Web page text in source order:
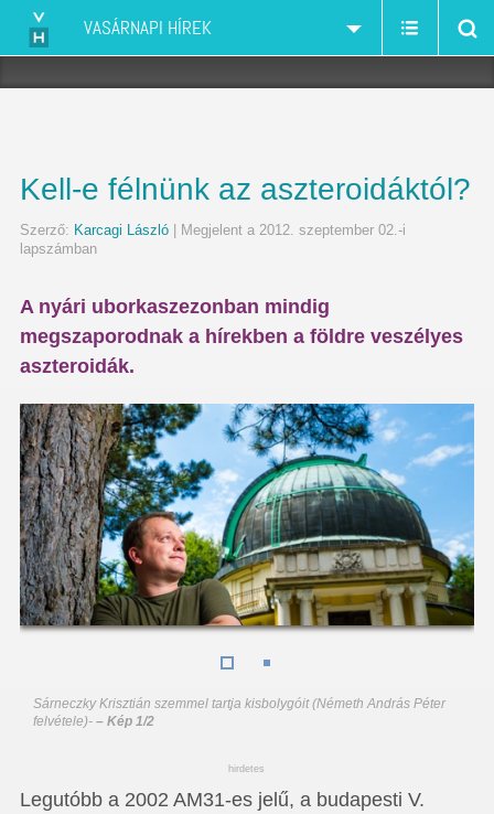
VASÁRNAPI HÍREK
Kell-e félnünk az aszteroidáktól?
Szerző: Karcagi László| Megjelent a 2012. szeptember 02.-i
lapszámban
A nyári uborkaszezonban mindig
megszaporodnak a hírekben a földre veszélyes
aszteroidák.
Sárneczky Krisztián szemmel tartja kisbolygóit (Németh András Péter
felvétele)-– Kép 1/2
hirdetes
Legutóbb a 2002 AM31-es jelű, a budapesti V.